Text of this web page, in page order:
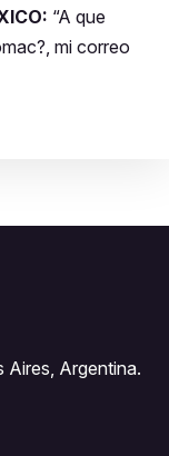
“A que
mi correo
Aires, Argentina.